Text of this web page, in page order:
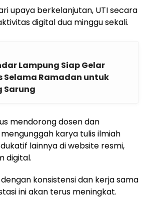
upaya berkelanjutan, UTI secara
digital dua minggu sekali.
Lampung Siap Gelar
Selama Ramadan untuk
Sarung
mendorong dosen dan
karya tulis ilmiah
lainnya di website resmi,
digital.
konsistensi dan kerja sama
ini akan terus meningkat.